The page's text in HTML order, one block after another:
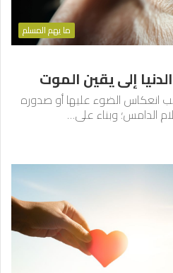
ما يهم المسلم
إلى يقين الموت
انعكاس الضوء عليها أو صدوره
الدامس؛ وبناء على…